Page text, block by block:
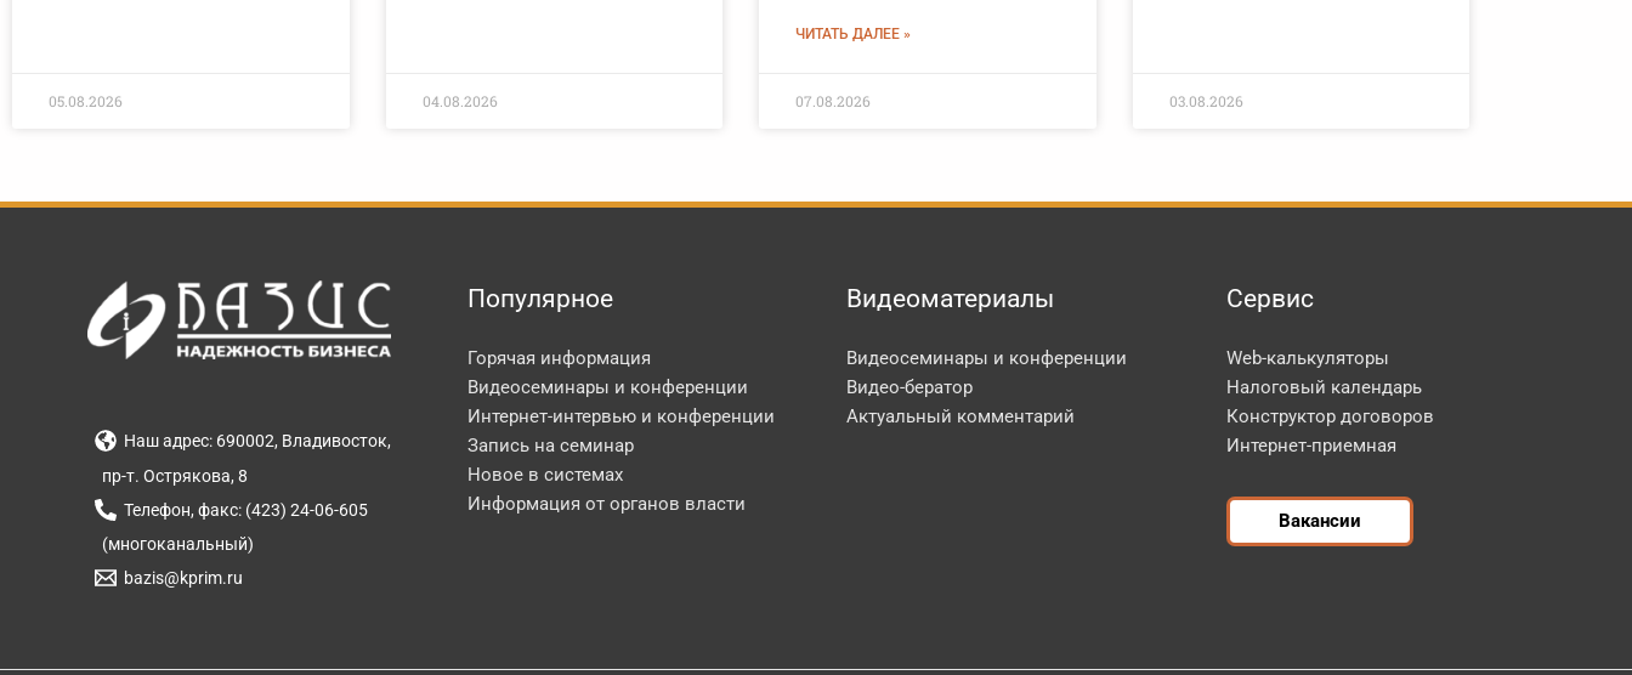
05.08.2026 04.08.2026
ЧИТАТЬ ДАЛЕЕ »
07.08.2026 03.08.2026
Наш адрес: 690002, Владивосток,
пр-т. Острякова, 8
Телефон, факс: (423) 24-06-605
(многоканальный)
bazis@kprim.ru
Популярное
Горячая информация
Видеосеминары и конференции
Интернет-интервью и конференции
Запись на семинар
Новое в системах
Информация от органов власти
Видеоматериалы
Видеосеминары и конференции
Видео-бератор
Актуальный комментарий
Сервис
Web-калькуляторы
Налоговый календарь
Конструктор договоров
Интернет-приемная
Вакансии